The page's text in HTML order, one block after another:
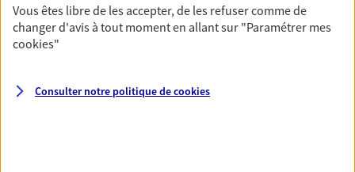
contrat prévoyance. Préservez vos proches en cas
d'accident ou de maladie en optant pour les
garanties incapacité temporaire totale de travail,
Découvrir l'offre Prévoyance
Vous êtes libre de les accepter, de les refuser comme de
changer d'avis à tout moment en allant sur "Paramétrer mes
cookies"
Consulter notre politique decookies